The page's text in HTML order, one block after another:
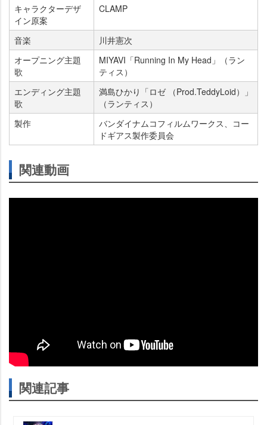
キャラクターデザ
イン原案
CLAMP
音楽
川井憲次
オープニング主題
歌
MIYAVI「Running In My Head」（ラン
ティス）
エンディング主題
歌
満島ひかり「ロゼ （Prod.TeddyLoid）」
（ランティス）
製作
バンダイナムコフィルムワークス、コー
ドギアス製作委員会
関連動画
関連記事